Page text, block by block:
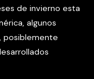
de invierno esta
algunos
posiblemente